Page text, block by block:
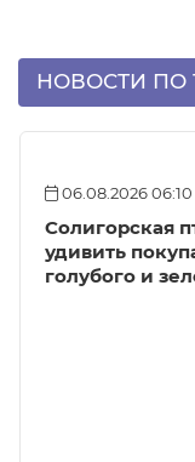
НОВОСТИ ПО
06.08.2026 06:10
Солигорская
удивить
голубого и